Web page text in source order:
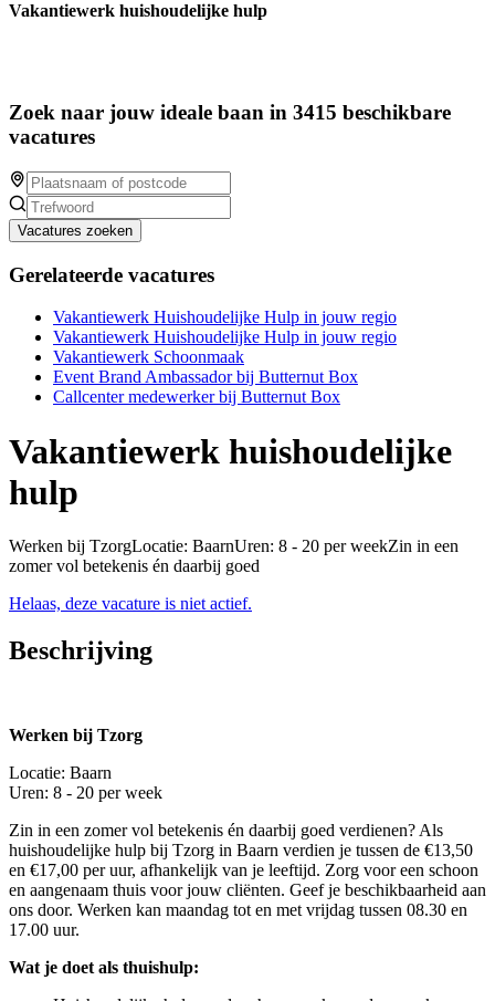
Vakantiewerk huishoudelijke hulp
Zoek naar jouw ideale baan in 3415 beschikbare
vacatures
Vacatures zoeken
Gerelateerde vacatures
Vakantiewerk Huishoudelijke Hulp in jouw regio
Vakantiewerk Huishoudelijke Hulp in jouw regio
Vakantiewerk Schoonmaak
Event Brand Ambassador bij Butternut Box
Callcenter medewerker bij Butternut Box
Vakantiewerk huishoudelijke
hulp
Werken bij TzorgLocatie: BaarnUren: 8 - 20 per weekZin in een
zomer vol betekenis én daarbij goed
Helaas, deze vacature is niet actief.
Beschrijving
Werken bij Tzorg
Locatie: Baarn
Uren: 8 - 20 per week
Zin in een zomer vol betekenis én daarbij goed verdienen? Als
huishoudelijke hulp bij Tzorg in Baarn verdien je tussen de €13,50
en €17,00 per uur, afhankelijk van je leeftijd. Zorg voor een schoon
en aangenaam thuis voor jouw cliënten. Geef je beschikbaarheid aan
ons door. Werken kan maandag tot en met vrijdag tussen 08.30 en
17.00 uur.
Wat je doet als thuishulp: